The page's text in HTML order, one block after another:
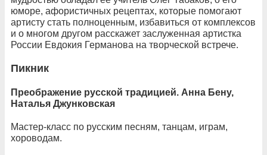
юморе, афористичных рецептах, которые помогают
артисту стать полноценным, избавиться от комплексов
и о многом другом расскажет заслуженная артистка
России Евдокия Германова на творческой встрече.
Пикник
Преображение русской традицией. Анна Бену,
Наталья Джунковская
Мастер-класс по русским песням, танцам, играм,
хороводам.